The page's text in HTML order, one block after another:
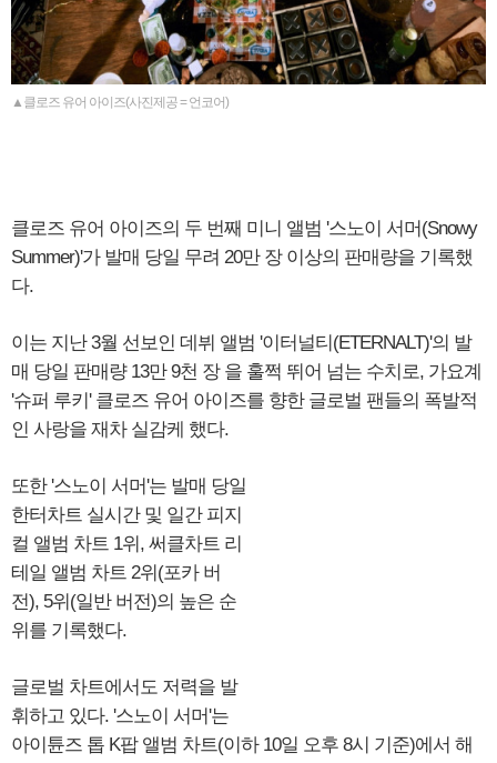
▲클로즈 유어 아이즈(사진제공 = 언코어)
클로즈 유어 아이즈의 두 번째 미니 앨범 '스노이 서머(Snowy
Summer)'가 발매 당일 무려 20만 장 이상의 판매량을 기록했
다.
이는 지난 3월 선보인 데뷔 앨범 '이터널티(ETERNALT)'의 발
매 당일 판매량 13만 9천 장 을 훌쩍 뛰어 넘는 수치로, 가요계
'슈퍼 루키' 클로즈 유어 아이즈를 향한 글로벌 팬들의 폭발적
인 사랑을 재차 실감케 했다.
또한 '스노이 서머'는 발매 당일
한터차트 실시간 및 일간 피지
컬 앨범 차트 1위, 써클차트 리
테일 앨범 차트 2위(포카 버
전), 5위(일반 버전)의 높은 순
위를 기록했다.
글로벌 차트에서도 저력을 발
휘하고 있다. '스노이 서머'는
아이튠즈 톱 K팝 앨범 차트(이하 10일 오후 8시 기준)에서 해